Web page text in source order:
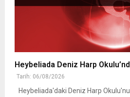
Heybeliada Deniz Harp
Tarih: 06/08/2026
Heybeliada'daki Deniz Harp